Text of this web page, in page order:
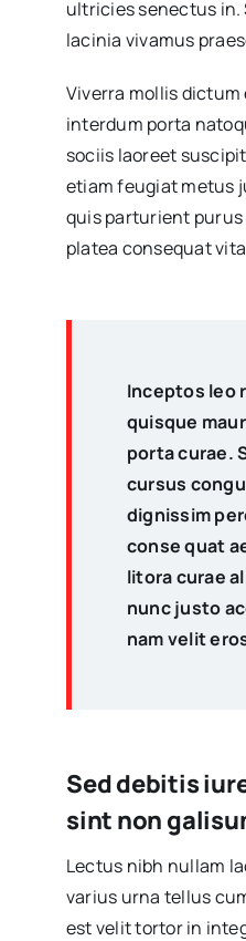
ultricies senectus in.
lacinia vivamus
Viverra mollis
interdum porta
sociis laoreet
etiam feugiat metus
quis parturient
platea consequat
Inceptos leo
quisque
porta curae.
cursus
dignissim
conse quat
litora curae
nunc justo
nam velit
Sed debitis
sint non
Lectus nibh nullam
varius urna tellus
est velit tortor in